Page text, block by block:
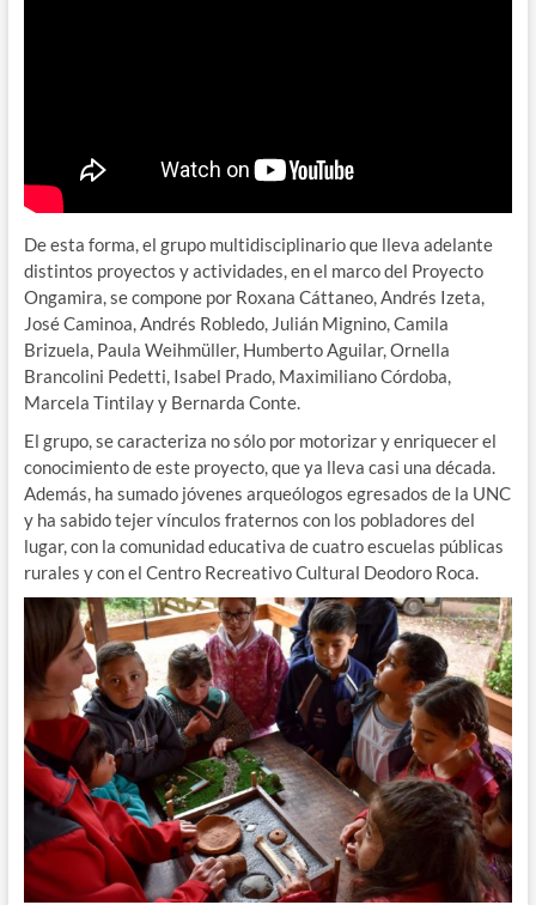
De esta forma, el grupo multidisciplinario que lleva adelante
distintos proyectos y actividades, en el marco del Proyecto
Ongamira, se compone por Roxana Cáttaneo, Andrés Izeta,
José Caminoa, Andrés Robledo, Julián Mignino, Camila
Brizuela, Paula Weihmüller, Humberto Aguilar, Ornella
Brancolini Pedetti, Isabel Prado, Maximiliano Córdoba,
Marcela Tintilay y Bernarda Conte.
El grupo, se caracteriza no sólo por motorizar y enriquecer el
conocimiento de este proyecto, que ya lleva casi una década.
Además, ha sumado jóvenes arqueólogos egresados de la UNC
y ha sabido tejer vínculos fraternos con los pobladores del
lugar, con la comunidad educativa de cuatro escuelas públicas
rurales y con el Centro Recreativo Cultural Deodoro Roca.